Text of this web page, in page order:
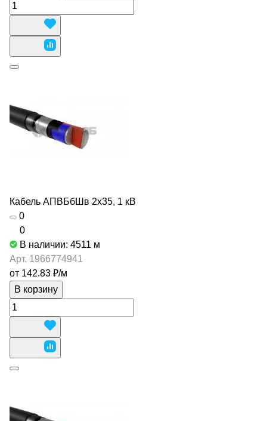
Кабель АПВБбШв 2х35, 1 кВ
0
0
В наличии: 4511 м
Арт. 1966774941
от 142.83 ₽/м
В корзину